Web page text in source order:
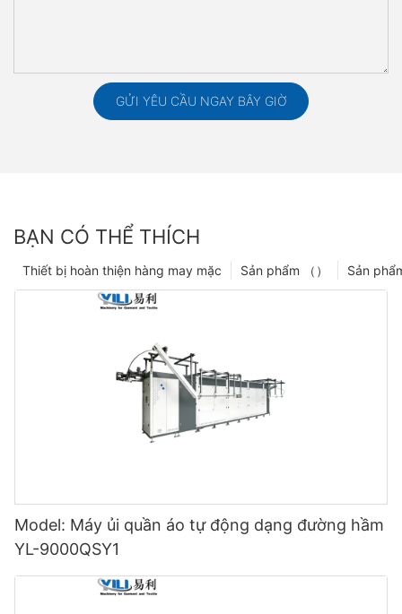
GỬI YÊU CẦU NGAY BÂY GIỜ
BẠN CÓ THỂ THÍCH
Sản
Sản phẩm （）
Thiết bị hoàn thiện hàng may mặc
Model: Máy ủi quần áo tự động dạng đường hầm
YL-9000QSY1